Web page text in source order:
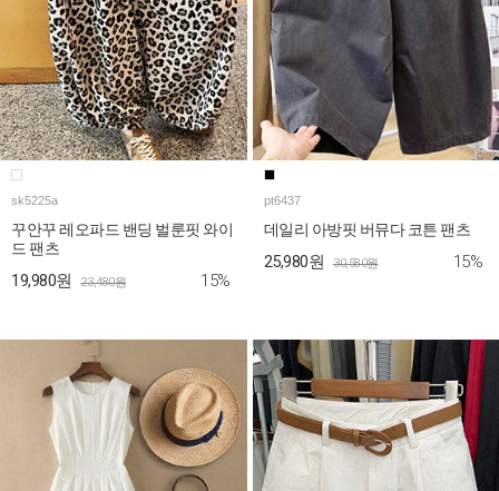
sk5225a
꾸안꾸 레오파드 밴딩 벌룬핏 와이
드 팬츠
19,980원 23,480원 15%
pt6437
데일리 아방핏 버뮤다 코튼 팬츠
25,980원 30,580원 15%